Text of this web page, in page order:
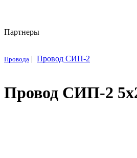
Партнеры
Провода | Провод СИП-2
Провод СИП-2